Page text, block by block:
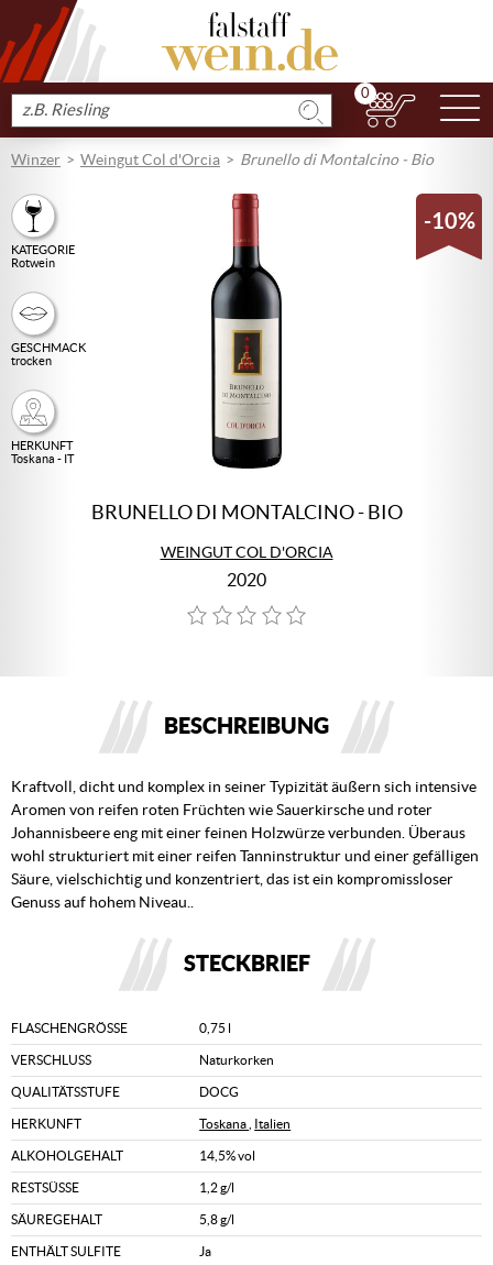
Produkt
suchen
0
Winzer Weingut Col d'Orcia Brunello di Montalcino - Bio
-10%
KATEGORIE
Rotwein
GESCHMACK
trocken
HERKUNFT
Toskana - IT
BRUNELLO DI MONTALCINO - BIO
WEINGUT COL D'ORCIA
2020
BESCHREIBUNG
Kraftvoll, dicht und komplex in seiner Typizität äußern sich intensive
Aromen von reifen roten Früchten wie Sauerkirsche und roter
Johannisbeere eng mit einer feinen Holzwürze verbunden. Überaus
wohl strukturiert mit einer reifen Tanninstruktur und einer gefälligen
Säure, vielschichtig und konzentriert, das ist ein kompromissloser
Genuss auf hohem Niveau..
STECKBRIEF
FLASCHENGRÖSSE 0,75 l
VERSCHLUSS Naturkorken
QUALITÄTSSTUFE DOCG
HERKUNFT Toskana Italien
ALKOHOLGEHALT 14,5% vol
RESTSÜSSE 1,2 g/l
SÄUREGEHALT 5,8 g/l
ENTHÄLT SULFITE Ja